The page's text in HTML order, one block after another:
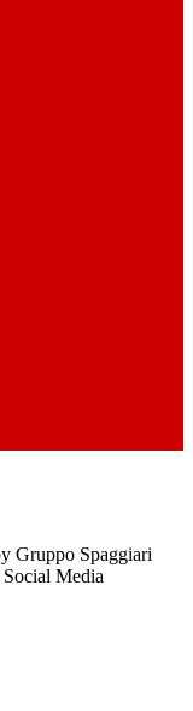
Gruppo Spaggiari
Media